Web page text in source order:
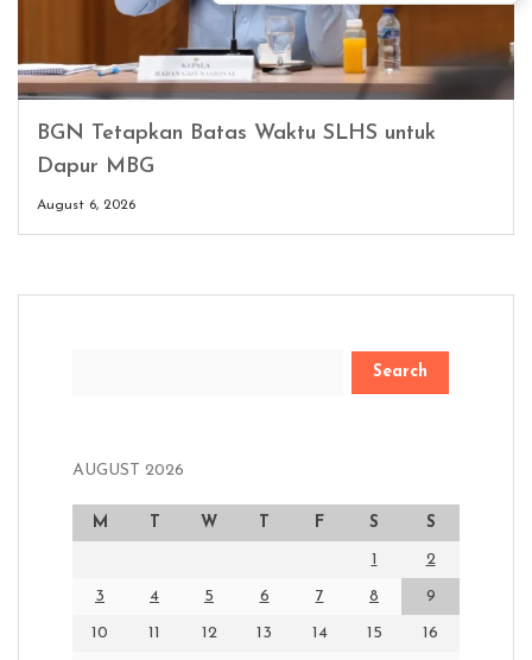
BGN Tetapkan Batas Waktu SLHS untuk
Dapur MBG
August 6, 2026
AUGUST 2026
M T W T F S S
1 2
3 4 5 6 7 8 9
10 11 12 13 14 15 16